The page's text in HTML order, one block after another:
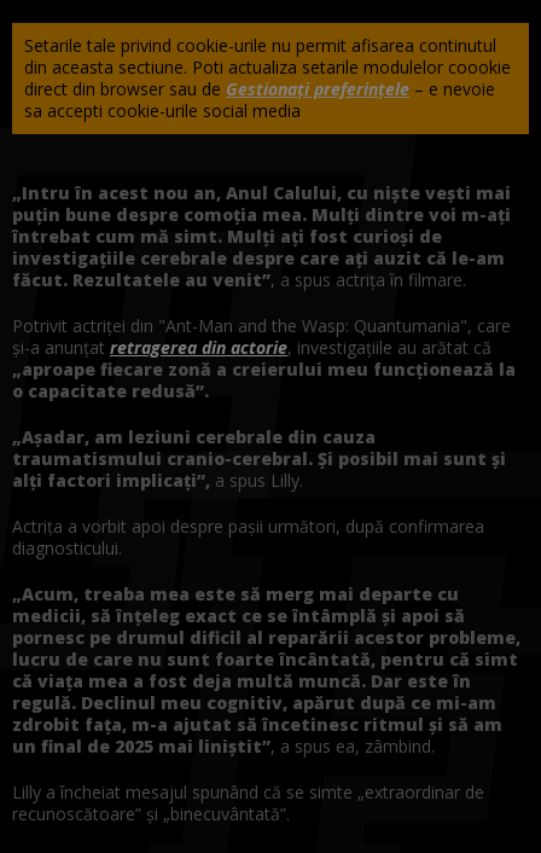
Setarile tale privind cookie-urile nu permit afisarea continutul
din aceasta sectiune. Poti actualiza setarile modulelor coookie
direct din browser sau de Gestionați preferințele – e nevoie
sa accepti cookie-urile social media
„Intru în acest nou an, Anul Calului, cu niște vești mai
puțin bune despre comoția mea. Mulți dintre voi m-ați
întrebat cum mă simt. Mulți ați fost curioși de
investigațiile cerebrale despre care ați auzit că le-am
făcut. Rezultatele au venit”, a spus actrița în filmare.
Potrivit actriței din "Ant-Man and the Wasp: Quantumania", care
și-a anunțat retragerea din actorie, investigațiile au arătat că
„aproape fiecare zonă a creierului meu funcționează la
o capacitate redusă”.
„Așadar, am leziuni cerebrale din cauza
traumatismului cranio-cerebral. Și posibil mai sunt și
alți factori implicați”, a spus Lilly.
Actrița a vorbit apoi despre pașii următori, după confirmarea
diagnosticului.
„Acum, treaba mea este să merg mai departe cu
medicii, să înțeleg exact ce se întâmplă și apoi să
pornesc pe drumul dificil al reparării acestor probleme,
lucru de care nu sunt foarte încântată, pentru că simt
că viața mea a fost deja multă muncă. Dar este în
regulă. Declinul meu cognitiv, apărut după ce mi-am
zdrobit fața, m-a ajutat să încetinesc ritmul și să am
un final de 2025 mai liniștit”, a spus ea, zâmbind.
Lilly a încheiat mesajul spunând că se simte „extraordinar de
recunoscătoare” și „binecuvântată”.